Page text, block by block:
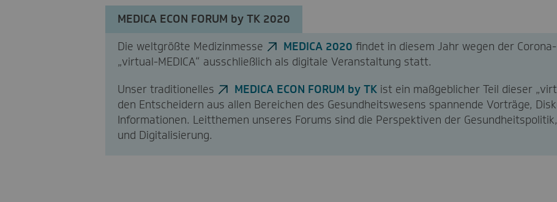
MEDICA ECON FORUM by TK 2020
Die weltgrößte Medizinmesse
MEDICA 2020 findet in diesem Jahr wegen der
„virtual-MEDICA“ ausschließlich als digitale Veranstaltung statt.
Unser traditionelles
MEDICA ECON FORUM by TK ist ein maßgeblicher Teil dieser
den Entscheidern aus allen Bereichen des Gesundheitswesens spannende Vorträge,
Informationen. Leitthemen unseres Forums sind die Perspektiven der
und Digitalisierung.